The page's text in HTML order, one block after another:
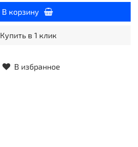
В избранное
В корзину
Купить в 1 клик